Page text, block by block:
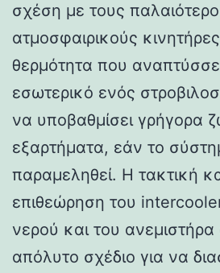
σχέση με τους
ατμοσφαιρικούς
θερμότητα που
εσωτερικό ενός
να υποβαθμίσει γρήγορα
εξαρτήματα, εάν το
παραμεληθεί. Η τακτική
επιθεώρηση του
νερού και του ανεμιστήρα
απόλυτο σχέδιο για να